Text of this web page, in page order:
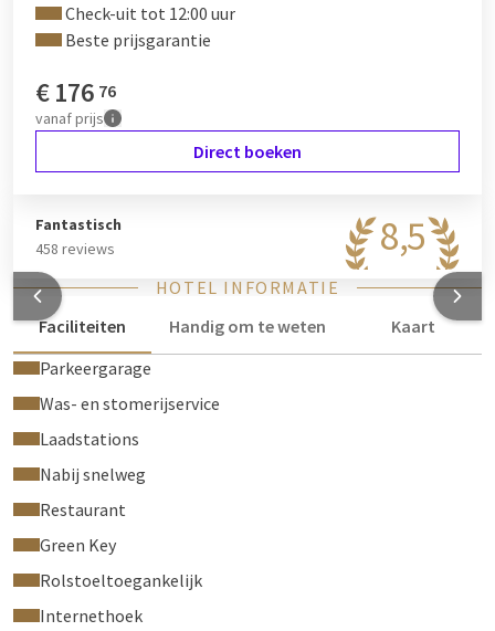
Check-uit tot 12:00 uur
Beste prijsgarantie
€176 76
vanafprijs
Direct boeken
8,5
Fantastisch
458 reviews
HOTEL INFORMATIE
Faciliteiten
Handig om te weten
Kaart
Parkeergarage
Was- en stomerijservice
Laadstations
Nabij snelweg
Restaurant
Green Key
Rolstoeltoegankelijk
Internethoek